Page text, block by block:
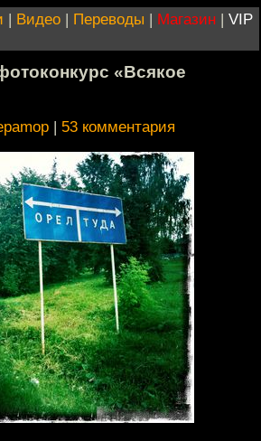
| Видео | Переводы | Магазин | VIP
«Всякое
| 53 комментария